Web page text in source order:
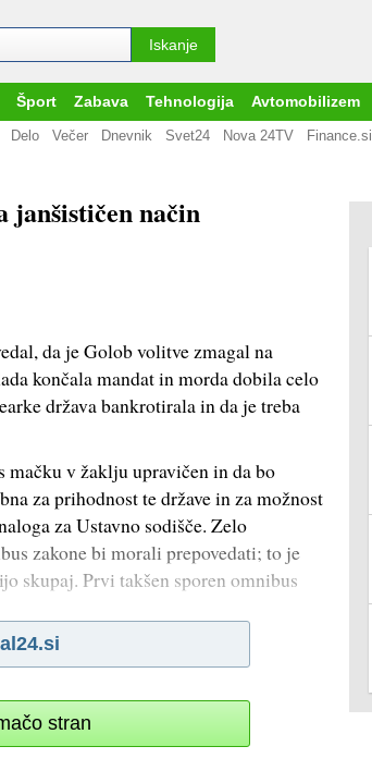
Šport Zabava Tehnologija Avtomobilizem
Delo Večer Dnevnik Svet24 Nova 24TV Finance.si
janšističen način
da je Golob volitve zmagal na
končala mandat in morda dobila celo
država bankrotirala in da je treba
v žaklju upravičen in da bo
za prihodnost te države in za možnost
za Ustavno sodišče. Zelo
zakone bi morali prepovedati; to je
skupaj. Prvi takšen sporen omnibus
stran